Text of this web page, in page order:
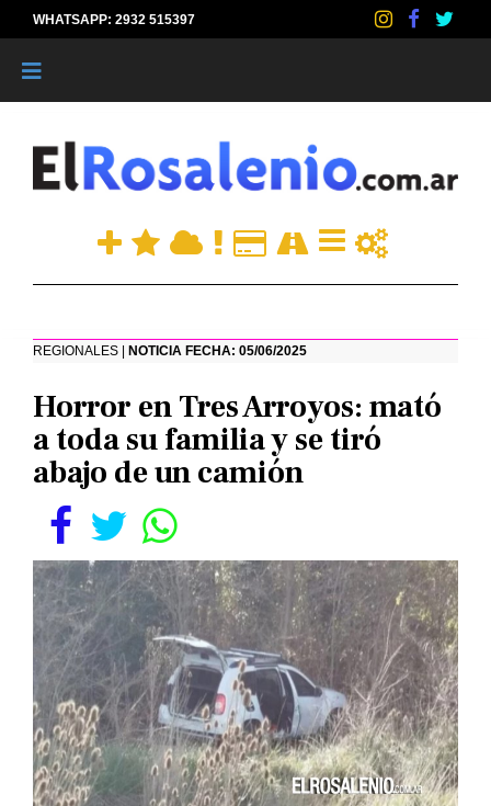
WHATSAPP: 2932 515397
REGIONALES | NOTICIA FECHA: 05/06/2025
Horror en Tres Arroyos: mató
a toda su familia y se tiró
abajo de un camión